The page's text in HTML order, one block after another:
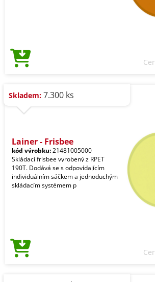
Skladem: 7.300 ks
Lainer - Frisbee
kód výrobku:21481005000
Skládací frisbee vyrobený z RPET
190T. Dodává se s odpovídajícím
individuálním sáčkem a jednoduchým
skládacím systémem p